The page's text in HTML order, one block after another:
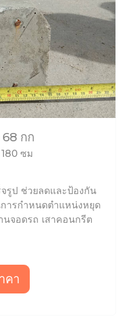
68 กก
ซม
รูป ช่วยลดและป้องกัน
ารกำหนดตำแหน่งหยุด
จอดรถ เสาคอนกรีต
คา